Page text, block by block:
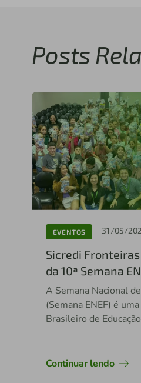
Posts
EVENTOS 31/05/
Sicredi
da 10ª Semana
A Semana Nacional
(Semana ENEF) é
Brasileiro de
Financeira
Continuar lendo